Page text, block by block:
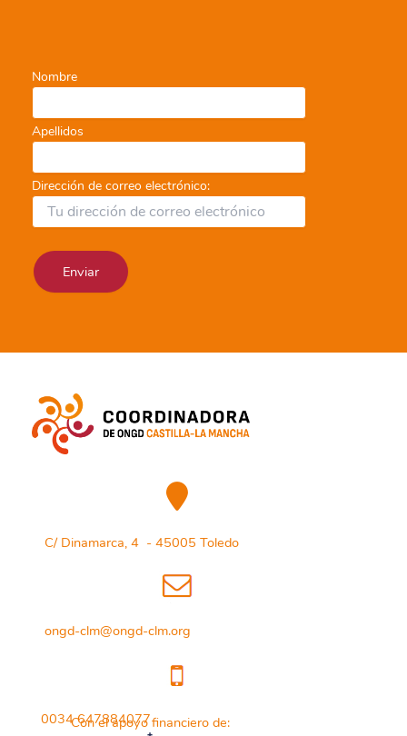
Nombre
Apellidos
Dirección de correo electrónico:
C/ Dinamarca, 4 - 45005 Toledo
ongd-clm@ongd-clm.org
0034 647884077
Con el apoyo financiero de: